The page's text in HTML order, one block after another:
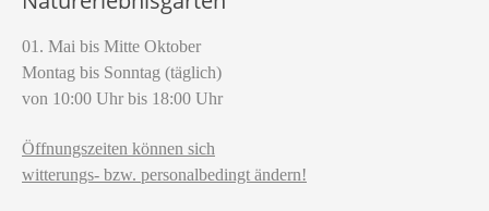
01. Mai bis Mitte Oktober
Montag bis Sonntag (täglich)
von 10:00 Uhr bis 18:00 Uhr
Öffnungszeiten können sich
witterungs- bzw. personalbedingt ändern!